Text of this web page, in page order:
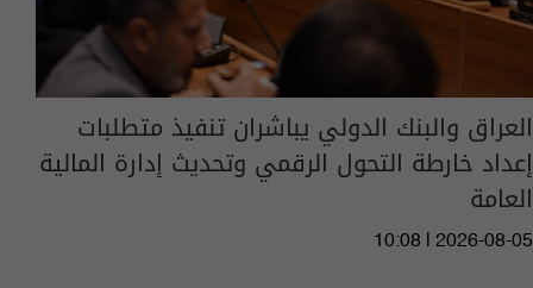
العراق والبنك الدولي يباشران تنفيذ متطلبات
إعداد خارطة التحول الرقمي وتحديث إدارة المالية
العامة
10:08 | 2026-08-05